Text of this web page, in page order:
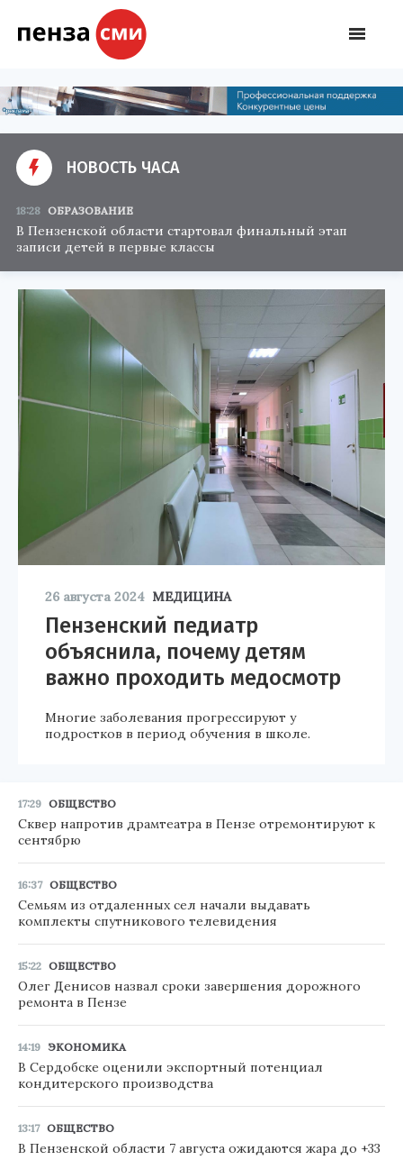
НОВОСТЬ ЧАСА
18:28 ОБРАЗОВАНИЕ
В Пензенской области стартовал финальный этап
записи детей в первые классы
26 августа 2024 МЕДИЦИНА
Пензенский педиатр
объяснила, почему детям
важно проходить медосмотр
Многие заболевания прогрессируют у
подростков в период обучения в школе.
17:29 ОБЩЕСТВО
Сквер напротив драмтеатра в Пензе отремонтируют к
сентябрю
16:37 ОБЩЕСТВО
Семьям из отдаленных сел начали выдавать
комплекты спутникового телевидения
15:22 ОБЩЕСТВО
Олег Денисов назвал сроки завершения дорожного
ремонта в Пензе
14:19 ЭКОНОМИКА
В Сердобске оценили экспортный потенциал
кондитерского производства
13:17 ОБЩЕСТВО
В Пензенской области 7 августа ожидаются жара до +33